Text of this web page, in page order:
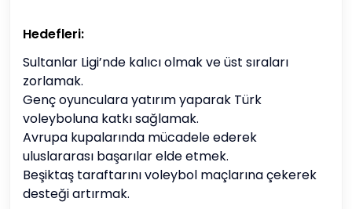
Hedefleri:
Sultanlar Ligi’nde kalıcı olmak ve üst sıraları
zorlamak.
Genç oyunculara yatırım yaparak Türk
voleyboluna katkı sağlamak.
Avrupa kupalarında mücadele ederek
uluslararası başarılar elde etmek.
Beşiktaş taraftarını voleybol maçlarına çekerek
desteği artırmak.